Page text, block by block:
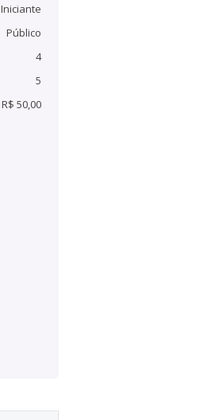
Iniciante
Público
4
5
R$ 50,00